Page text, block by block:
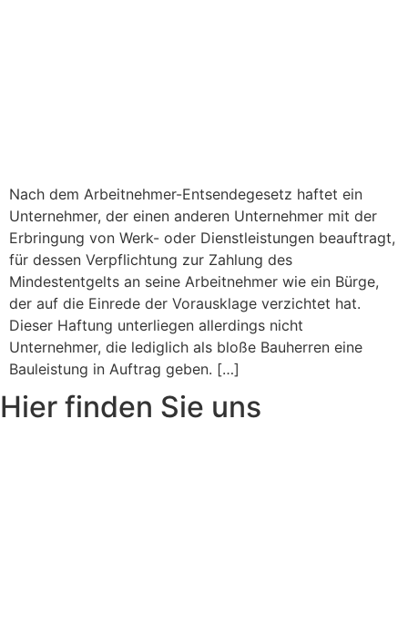
Nach dem Arbeitnehmer-Entsendegesetz haftet ein
Unternehmer, der einen anderen Unternehmer mit der
Erbringung von Werk- oder Dienstleistungen beauftragt,
für dessen Verpflichtung zur Zahlung des
Mindestentgelts an seine Arbeitnehmer wie ein Bürge,
der auf die Einrede der Vorausklage verzichtet hat.
Dieser Haftung unterliegen allerdings nicht
Unternehmer, die lediglich als bloße Bauherren eine
Bauleistung in Auftrag geben. […]
Hier finden Sie uns